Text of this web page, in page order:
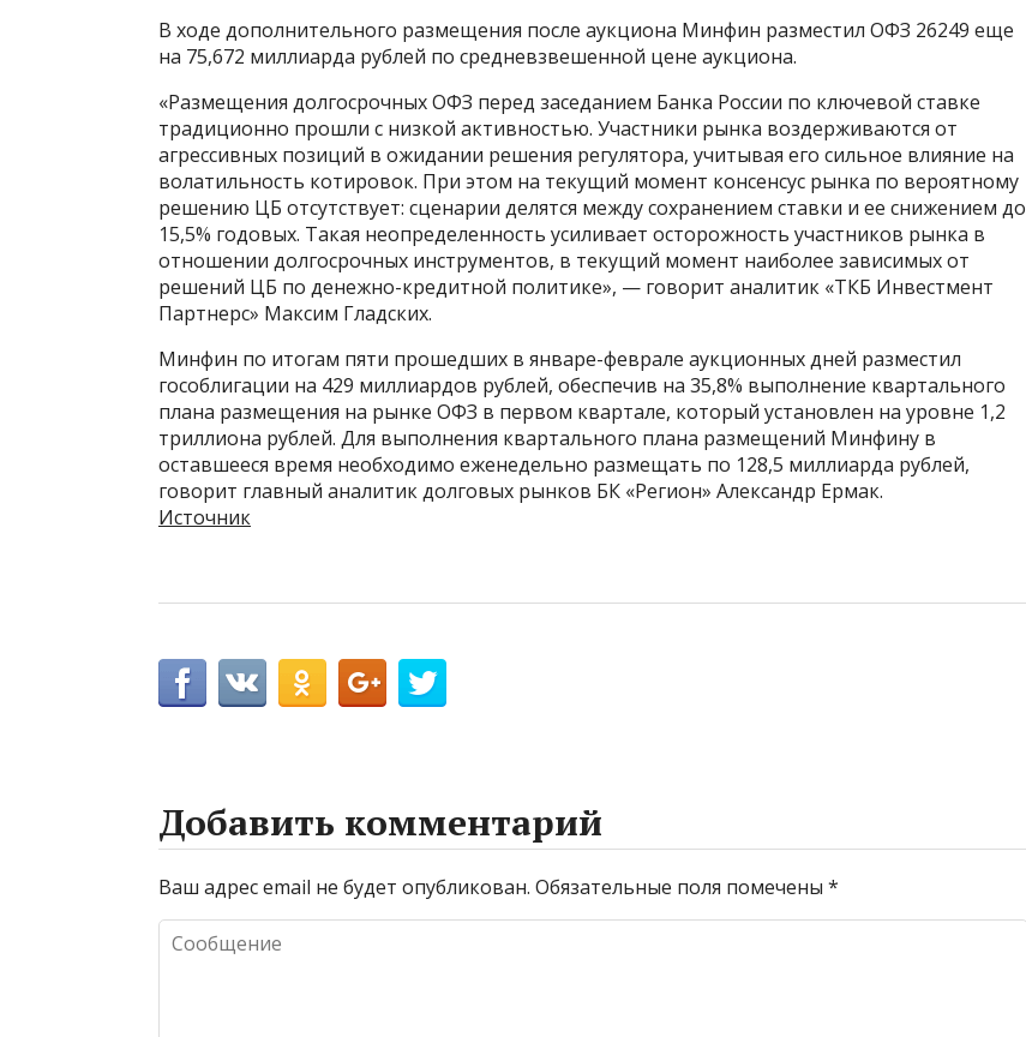
В ходе дополнительного размещения после аукциона Минфин разместил ОФЗ 26249 еще
на 75,672 миллиарда рублей по средневзвешенной цене аукциона.
«Размещения долгосрочных ОФЗ перед заседанием Банка России по ключевой ставке
традиционно прошли с низкой активностью. Участники рынка воздерживаются от
агрессивных позиций в ожидании решения регулятора, учитывая его сильное влияние на
волатильность котировок. При этом на текущий момент консенсус рынка по вероятному
решению ЦБ отсутствует: сценарии делятся между сохранением ставки и ее снижением до
15,5% годовых. Такая неопределенность усиливает осторожность участников рынка в
отношении долгосрочных инструментов, в текущий момент наиболее зависимых от
решений ЦБ по денежно-кредитной политике», — говорит аналитик «ТКБ Инвестмент
Партнерс» Максим Гладских.
Минфин по итогам пяти прошедших в январе-феврале аукционных дней разместил
гособлигации на 429 миллиардов рублей, обеспечив на 35,8% выполнение квартального
плана размещения на рынке ОФЗ в первом квартале, который установлен на уровне 1,2
триллиона рублей. Для выполнения квартального плана размещений Минфину в
оставшееся время необходимо еженедельно размещать по 128,5 миллиарда рублей,
говорит главный аналитик долговых рынков БК «Регион» Александр Ермак.
Источник
Добавить комментарий
Ваш адрес email не будет опубликован. Обязательные поля помечены *